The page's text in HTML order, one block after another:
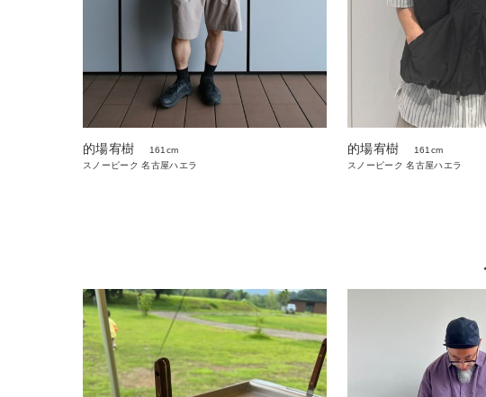
的場宥樹
161cm
スノーピーク 名古屋ハエラ
的場宥樹
161cm
スノーピーク 名古屋ハエラ